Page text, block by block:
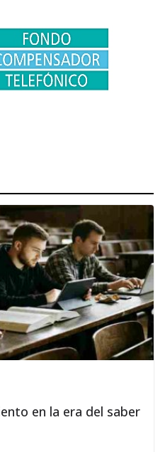
en la era del saber